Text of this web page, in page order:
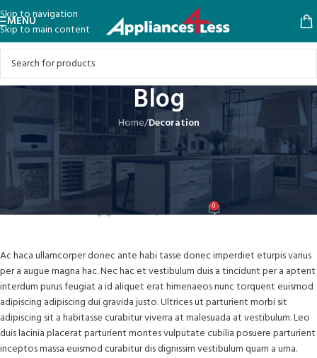
Skip to navigation
Skip to main content
MENU
Blog
Home/Decoration
DECORATION
Creative water features and
exterior
userOn August 27, 2021 0
Ac haca ullamcorper donec ante habi tasse donec imperdiet eturpis varius
per a augue magna hac. Nec hac et vestibulum duis a tincidunt per a aptent
interdum purus feugiat a id aliquet erat himenaeos nunc torquent euismod
adipiscing adipiscing dui gravida justo. Ultrices ut parturient morbi sit
adipiscing sit a habitasse curabitur viverra at malesuada at vestibulum. Leo
duis lacinia placerat parturient montes vulputate cubilia posuere parturient
inceptos massa euismod curabitur dis dignissim vestibulum quam a urna.